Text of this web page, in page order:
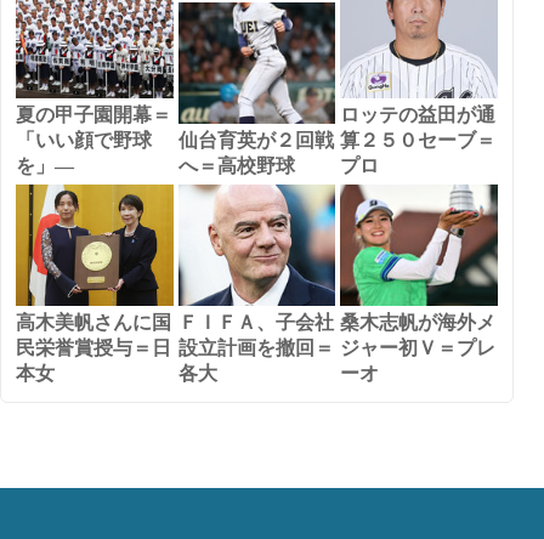
夏の甲子園開幕＝
「いい顔で野球
を」―
仙台育英が２回戦
へ＝高校野球
ロッテの益田が通
算２５０セーブ＝
プロ
高木美帆さんに国
民栄誉賞授与＝日
本女
ＦＩＦＡ、子会社
設立計画を撤回＝
各大
桑木志帆が海外メ
ジャー初Ｖ＝プレ
ーオ